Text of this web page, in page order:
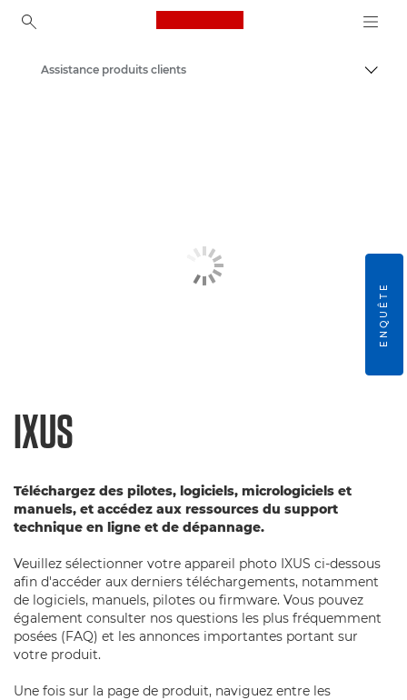
Canon Logo, back to
Assistance produits clients
IXUS
Téléchargez des pilotes, logiciels, micrologiciels et
manuels, et accédez aux ressources du support
technique en ligne et de dépannage.
Veuillez sélectionner votre appareil photo IXUS ci-dessous
afin d'accéder aux derniers téléchargements, notamment
de logiciels, manuels, pilotes ou firmware. Vous pouvez
également consulter nos questions les plus fréquemment
posées (FAQ) et les annonces importantes portant sur
votre produit.
Une fois sur la page de produit, naviguez entre les
ENQUÊTE